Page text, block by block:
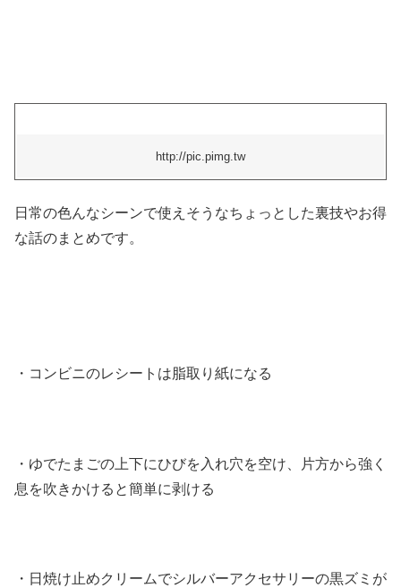
http://pic.pimg.tw
日常の色んなシーンで使えそうなちょっとした裏技やお得
な話のまとめです。
・コンビニのレシートは脂取り紙になる
・ゆでたまごの上下にひびを入れ穴を空け、片方から強く
息を吹きかけると簡単に剥ける
・日焼け止めクリームでシルバーアクセサリーの黒ズミが